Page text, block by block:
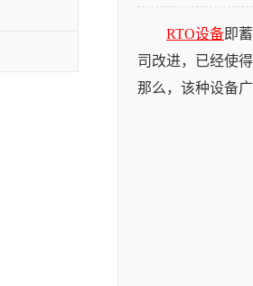
RTO设备即
司改进，已经使
那么，该种设备